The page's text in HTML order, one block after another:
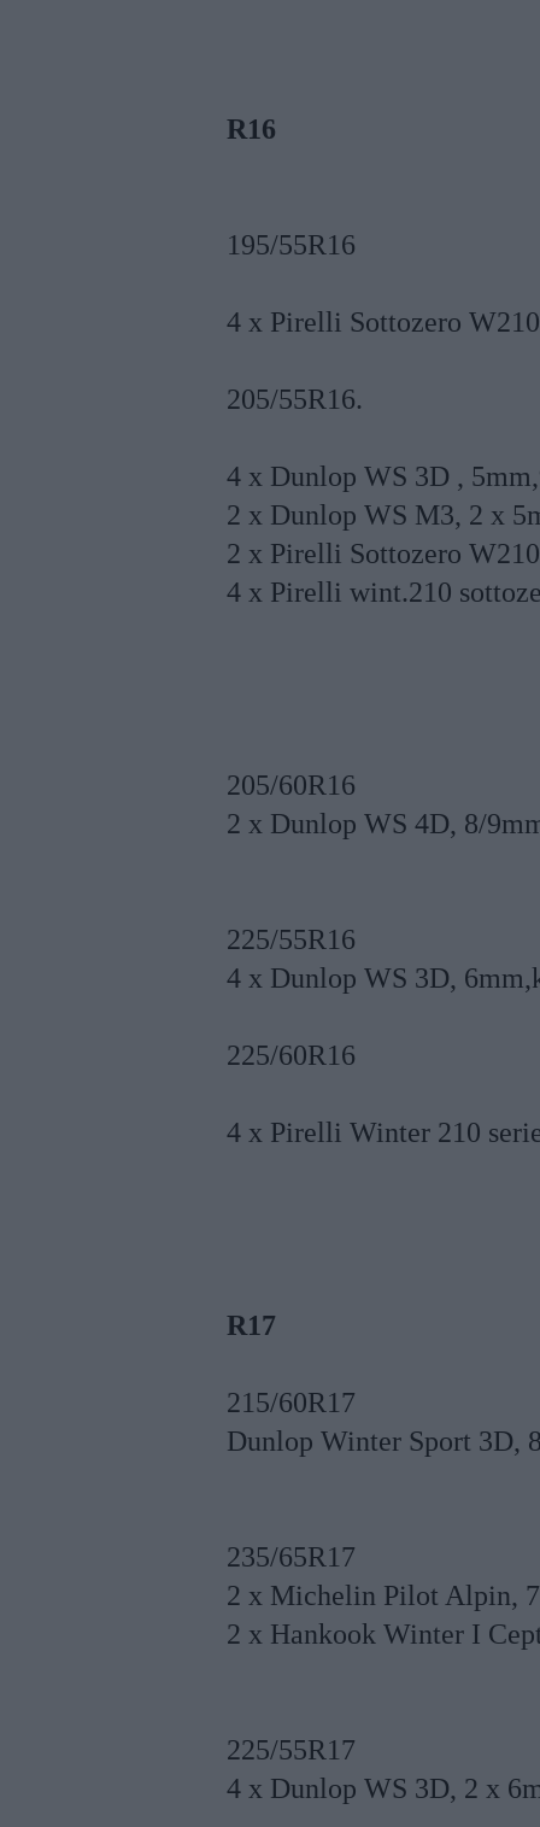
R16
195/55R16
4 x Pirelli Sottozero
205/55R16.
4 x Dunlop WS 3D ,
2 x Dunlop WS M3, 2 x
2 x Pirelli Sottozero
4 x Pirelli wint.210
205/60R16
2 x Dunlop WS 4D, 8/
225/55R16
4 x Dunlop WS 3D,
225/60R16
4 x Pirelli Winter 210
R17
215/60R17
Dunlop Winter Sport 3D,
235/65R17
2 x Michelin Pilot Alpin,
2 x Hankook Winter I
225/55R17
4 x Dunlop WS 3D, 2 x